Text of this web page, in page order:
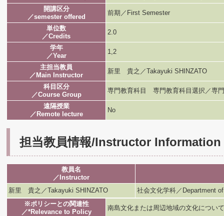
開講区分
／semester offered
前期／First Semester
単位数
／Credits
2.0
学年
／Year
1,2
主担当教員
／Main Instructor
新里 貴之／Takayuki SHINZATO
科目区分
／Course Group
専門教育科目 専門教育科目選択／専
遠隔授業
／Remote lecture
No
担当教員情報/Instructor Information
教員名
／Instructor
新里 貴之／Takayuki SHINZATO
社会文化学科／Department
※ポリシーとの関連性
／*Relevance to Policy
南島文化または周辺地域の文化につい